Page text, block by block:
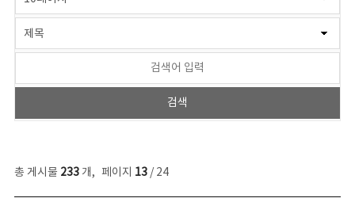
총 게시물 233개, 페이지 13/ 24
보도자료 목록 - 번호, 제목, 작성자, 파일, 조회수, 작성일 정보 제공